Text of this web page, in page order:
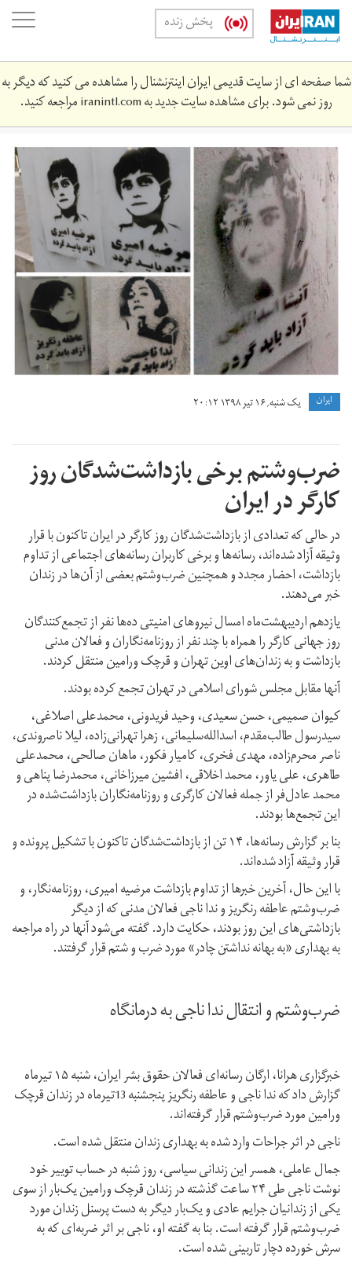
Skip
main
content
پخش زنده
شما صفحه ای از سایت قدیمی ایران اینترنشنال را مشاهده می کنید که دیگر به
روز نمی شود. برای مشاهده سایت جدید بهiranintl.comمراجعه کنید.
anysh_nd.jpg
ايران یک شنبه, ۱۶ تیر ۱۳۹۸ ۲۰:۱۲
ضرب‌وشتم برخی بازداشت‌شدگان روز
کارگر در ایران
در حالی که تعدادی از بازداشت‌شدگان روز کارگر در ایران تاکنون با قرار
وثیقه آزاد شده‌اند، رسانه‌ها و برخی کاربران رسانه‌های اجتماعی از تداوم
بازداشت، احضار مجدد و همچنین ضرب‌و‌شتم بعضی از آن‌ها در زندان
خبر می‌دهند.
یازدهم اردیبهشت‌ماه امسال نیروهای امنیتی ده‌ها نفر از تجمع‌کنندگان
روز جهانی کارگر را همراه با چند نفر از روزنامه‌نگاران و فعالان مدنی
بازداشت و به زندان‌های اوین تهران و قرچک ورامین منتقل کردند.
آنها مقابل مجلس شورای اسلامی در تهران تجمع کرده بودند.
کیوان صمیمی، حسن سعیدی، وحید فریدونی، محمدعلی اصلاغی،
سیدرسول طالب‌مقدم، اسدالله‌سلیمانی، زهرا تهرانی‌زاده، لیلا ناصروندی،
ناصر محرم‌زاده، مهدی فخری،‌ کامیار فکور، ماهان صالحی، محمدعلی
طاهری، علی یاور، محمد اخلاقی، افشین میرزاخانی، محمدرضا پناهی و
محمد عادل‌فر از جمله فعالان کارگری و روزنامه‌نگاران بازداشت‌شده در
این تجمع‌ها بودند.
بنا بر گزارش رسانه‌ها، ۱۴ تن از بازداشت‌شدگان تاکنون با تشکیل پرونده و
قرار وثیقه آزاد شده‌اند.
با این حال،‌ آخرین خبرها از تداوم بازداشت مرضیه امیری، روزنامه‌نگار، و
ضرب‌و‌شتم عاطفه‌ رنگریز و ندا ناجی فعالان مدنی که از دیگر
بازداشتی‌های این روز بودند، حکایت دارد. گفته می‌شود آنها در راه مراجعه
به بهداری «به بهانه نداشتن چادر» مورد ضرب و شتم قرار گرفتند.
ضرب‌و‌شتم و انتقال ندا ناجی به درمانگاه
خبرگزاری هرانا،‌ ارگان رسانه‌ای فعالان حقوق بشر ایران،‌ شنبه ۱۵ تیرماه
گزارش داد که ندا ناجی و عاطفه رنگریز پنجشنبه 13تیرماه در زندان قرچک
ورامین مورد ضرب‌وشتم قرار گرفته‌اند.
ناجی در اثر جراحات وارد شده به بهداری زندان منتقل شده است.
جمال عاملی، همسر این زندانی سیاسی، روز شنبه در حساب توییر خود
نوشت ناجی طی ۲۴ ساعت گذشته در زندان قرچک ورامین یک‌بار از سوی
یکی از زندانیان جرایم عادی و یک‌بار دیگر به دست پرسنل زندان مورد
ضرب‌و‌شتم قرار گرفته است. بنا به گفته او، ناجی بر اثر ضربه‌ای که به
سرش خورده دچار تاربینی شده است.